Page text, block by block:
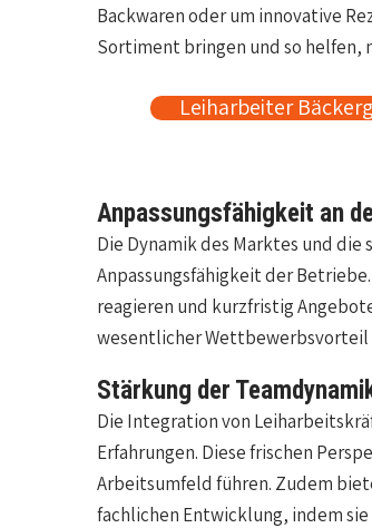
Backwaren oder um innovative
Sortiment bringen und so helfen,
Leiharbeiter
Anpassungsfähigkeit an
Die Dynamik des Marktes und
Anpassungsfähigkeit der
reagieren und kurzfristig
wesentlicher
Stärkung der
Die Integration von
Erfahrungen. Diese frischen
Arbeitsumfeld führen. Zudem
fachlichen Entwicklung, indem